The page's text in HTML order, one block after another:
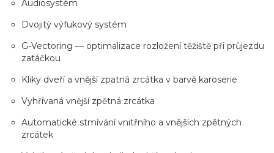
Audiosystém
Dvojitý výfukový systém
G-Vectoring — optimalizace rozložení těžiště při průjezdu
zatáčkou
Kliky dveří a vnější zpatná zrcátka v barvě karoserie
Vyhřívaná vnější zpětná zrcátka
Automatické stmívání vnitřního a vnějších zpětných
zrcátek